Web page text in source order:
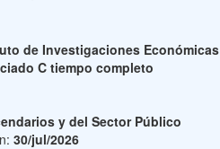
de Investigaciones Económicas
C tiempo completo
y del Sector Público
30/jul/2026